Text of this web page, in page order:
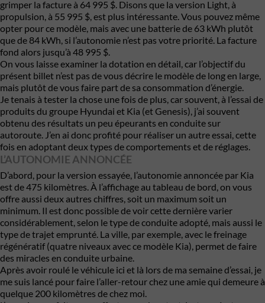
grimper la facture à 64 995 $. Disons que la version Light, à
propulsion, à 55 995 $, est plus intéressante. Vous pouvez même
opter pour ce modèle, mais avec une batterie de 63 kWh plutôt
que de 84 kWh, si l’autonomie n’est pas votre priorité. La facture
fond alors jusqu’à 48 995 $.
On vous laisse examiner la dotation en détail, car l’objectif du
présent billet n’est pas de vous décrire le modèle de long en large,
mais plutôt de vous faire part de sa consommation d’énergie.
Je tenais à tester la chose une fois de plus, car souvent, à l’essai de
produits du groupe Hyundai et Kia (et Genesis), j’ai souvent
obtenu des résultats un peu épeurants en conduite sur
autoroute. J’en ai donc profité pour réaliser un autre essai, cette
fois en adoptant deux types de comportements et de réglages.
L’AUTONOMIE ANNONCÉE
D’abord, pour la version essayée, l’autonomie annoncée par Kia
est de 475 kilomètres. À l’affichage au tableau de bord, on vous
offre aussi deux autres chiffres, soit un maximum soit un
minimum. Il est donc possible de voir cette dernière varier
considérablement, selon le type de conduite adopté, mais aussi le
type de trajet emprunté. La ville, par exemple, avec le freinage
régénératif (quatre niveaux avec ce modèle Kia), permet de faire
des miracles en conduite urbaine.
Après avoir roulé le véhicule ici et là lors de ma semaine d’essai, je
me suis lancé pour faire l’aller-retour chez une amie qui demeure à
quelque 200 kilomètres de chez moi.